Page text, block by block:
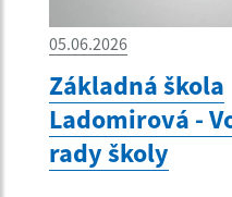
05.06.2026
Základná škola
Ladomirová -
rady školy